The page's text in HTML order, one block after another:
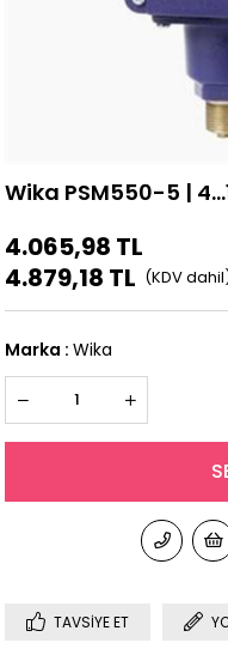
Wika PSM550-5 |
4.065,98 TL
4.879,18 TL
Marka : Wika
TAVSIYE ET